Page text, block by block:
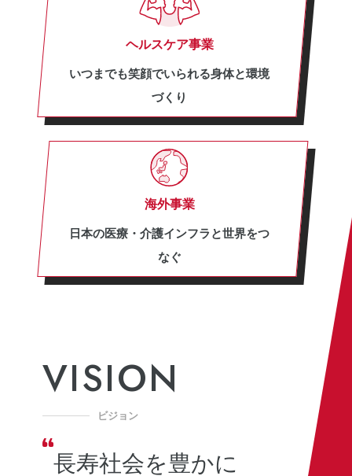
ヘルスケア事業
いつまでも笑顔でいられる身体と環境
づくり
海外事業
日本の医療・介護インフラと世界をつ
なぐ
VISION
ビジョン
長寿社会を豊かに